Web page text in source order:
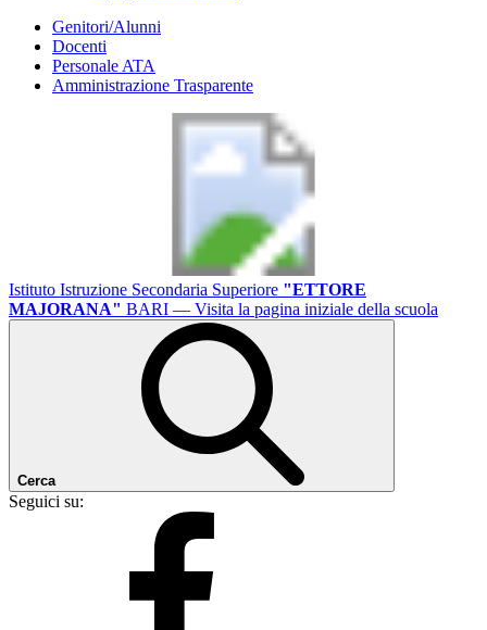
Genitori/Alunni
Docenti
Personale ATA
Amministrazione Trasparente
Istituto Istruzione Secondaria Superiore "ETTORE
MAJORANA" BARI — Visita la pagina iniziale della scuola
Cerca
Seguici su: